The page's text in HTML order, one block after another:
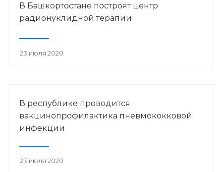
В Башкортостане построят центр
радионуклидной терапии
23 июля 2020
В республике проводится
вакцинопрофилактика пневмококковой
инфекции
23 июля 2020